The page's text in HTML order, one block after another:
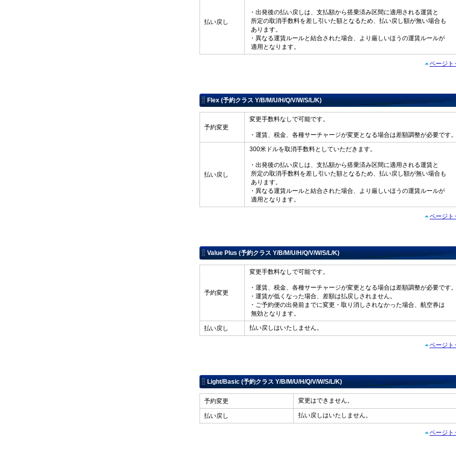
払い戻し
・出発後の払い戻しは、支払額から搭乗済み区間に適用される運賃と
所定の取消手数料を差し引いた額となるため、払い戻し額が無い場合も
あります。
・異なる運賃ルールと結合された場合、より厳しいほうの運賃ルールが
適用となります。
ページト
Flex (予約クラス Y/B/M/U/H/Q/V/W/S/L/K)
予約変更
変更手数料なしで可能です。
・運賃、税金、各種サーチャージが変更となる場合は差額調整が必要です。
払い戻し
300米ドルを取消手数料としていただきます。
・出発後の払い戻しは、支払額から搭乗済み区間に適用される運賃と
所定の取消手数料を差し引いた額となるため、払い戻し額が無い場合も
あります。
・異なる運賃ルールと結合された場合、より厳しいほうの運賃ルールが
適用となります。
ページト
Value Plus (予約クラス Y/B/M/U/H/Q/V/W/S/L/K)
予約変更
変更手数料なしで可能です。
・運賃、税金、各種サーチャージが変更となる場合は差額調整が必要です。
・運賃が低くなった場合、差額は払戻しされません。
・ご予約便の出発前までに変更・取り消しされなかった場合、航空券は
無効となります。
払い戻し 払い戻しはいたしません。
ページト
Light/Basic (予約クラス Y/B/M/U/H/Q/V/W/S/L/K)
予約変更 変更はできません。
払い戻し 払い戻しはいたしません。
ページト